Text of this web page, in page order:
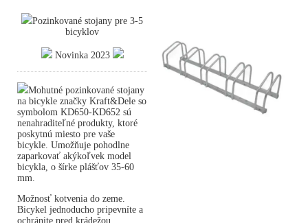
Pozinkované stojany pre 3-5
bicyklov
Novinka 2023
Mohutné pozinkované stojany
na bicykle značky Kraft&Dele so
symbolom KD650-KD652 sú
nenahraditeľné produkty, ktoré
poskytnú miesto pre vaše
bicykle. Umožňuje pohodlne
zaparkovať akýkoľvek model
bicykla, o šírke plášťov 35-60
mm.
Možnosť kotvenia do zeme.
Bicykel jednoducho pripevníte a
ochránite pred krádežou.